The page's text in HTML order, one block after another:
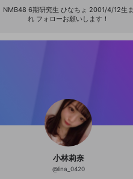
NMB48 6期研究生 ひなちょ 2001/4/12生ま
れ フォローお願いします！
小林莉奈
@lina_0420